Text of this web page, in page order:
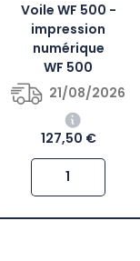
Voile WF 500 -
impression
numérique
WF 500
21/08/2026
127,50 €